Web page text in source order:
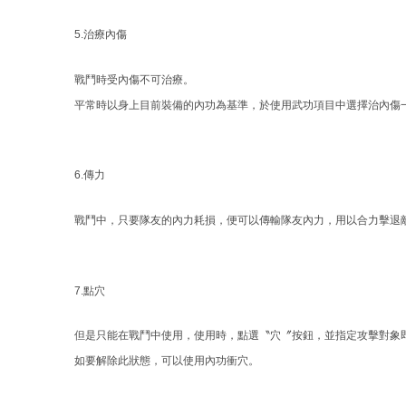
5.治療內傷
戰鬥時受內傷不可治療。
平常時以身上目前裝備的內功為基準，於使用武功項目中選擇治內傷
6.傳力
戰鬥中，只要隊友的內力耗損，便可以傳輸隊友內力，用以合力擊退
7.點穴
但是只能在戰鬥中使用，使用時，點選〝穴〞按鈕，並指定攻擊對象
如要解除此狀態，可以使用內功衝穴。